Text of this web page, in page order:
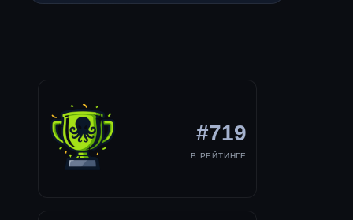
#719
В РЕЙТИНГЕ